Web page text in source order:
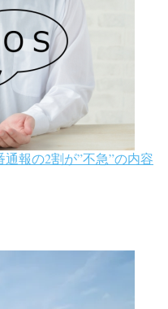
通報の2割が”不急”の内容